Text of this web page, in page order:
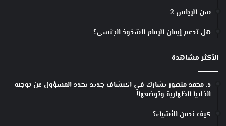
سن الإياس 2
هل تدعم إيمان الإمام الشذوذ الجنسي؟
الأكثر مشاهدة
د. محمد منصور يشارك في اكتشاف جديد يحدد المسؤول عن توجيه
الخلايا الظهارية وتوضعها!
كيف ندمن الأشياء؟